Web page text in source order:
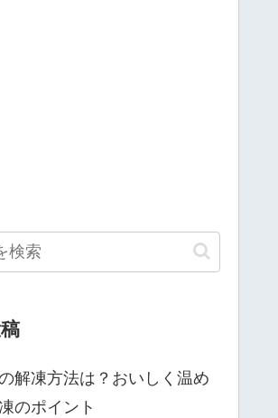
解凍方法は？おいしく温め
のポイント